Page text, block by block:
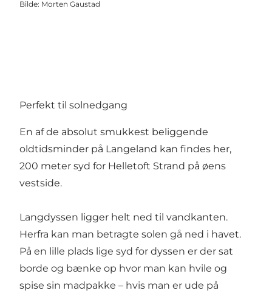
Bilde: Morten Gaustad
Perfekt til solnedgang
En af de absolut smukkest beliggende
oldtidsminder på Langeland kan findes her,
200 meter syd for Helletoft Strand på øens
vestside.
Langdyssen ligger helt ned til vandkanten.
Herfra kan man betragte solen gå ned i havet.
På en lille plads lige syd for dyssen er der sat
borde og bænke op hvor man kan hvile og
spise sin madpakke – hvis man er ude på